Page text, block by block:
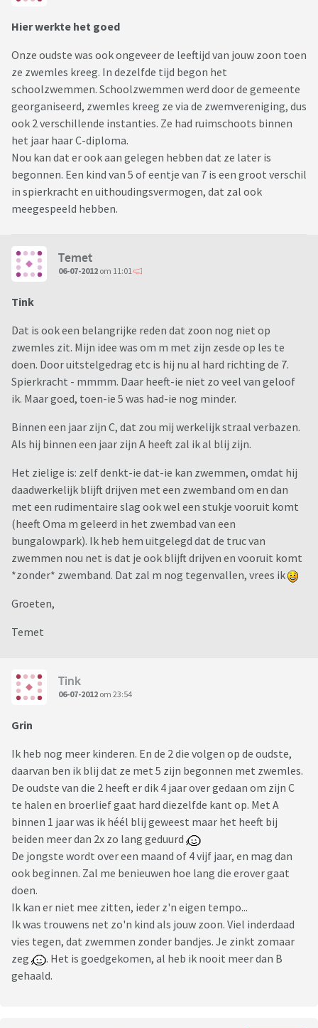
Hier werkte het goed
Onze oudste was ook ongeveer de leeftijd van jouw zoon toen
ze zwemles kreeg. In dezelfde tijd begon het
schoolzwemmen. Schoolzwemmen werd door de gemeente
georganiseerd, zwemles kreeg ze via de zwemvereniging, dus
ook 2 verschillende instanties. Ze had ruimschoots binnen
het jaar haar C-diploma.
Nou kan dat er ook aan gelegen hebben dat ze later is
begonnen. Een kind van 5 of eentje van 7 is een groot verschil
in spierkracht en uithoudingsvermogen, dat zal ook
meegespeeld hebben.
Temet
06-07-2012 om 11:01
Tink
Dat is ook een belangrijke reden dat zoon nog niet op
zwemles zit. Mijn idee was om m met zijn zesde op les te
doen. Door uitstelgedrag etc is hij nu al hard richting de 7.
Spierkracht - mmmm. Daar heeft-ie niet zo veel van geloof
ik. Maar goed, toen-ie 5 was had-ie nog minder.
Binnen een jaar zijn C, dat zou mij werkelijk straal verbazen.
Als hij binnen een jaar zijn A heeft zal ik al blij zijn.
Het zielige is: zelf denkt-ie dat-ie kan zwemmen, omdat hij
daadwerkelijk blijft drijven met een zwemband om en dan
met een rudimentaire slag ook wel een stukje vooruit komt
(heeft Oma m geleerd in het zwembad van een
bungalowpark). Ik heb hem uitgelegd dat de truc van
zwemmen nou net is dat je ook blijft drijven en vooruit komt
*zonder* zwemband. Dat zal m nog tegenvallen, vrees ik
Groeten,
Temet
Tink
06-07-2012 om 23:54
Grin
Ik heb nog meer kinderen. En de 2 die volgen op de oudste,
daarvan ben ik blij dat ze met 5 zijn begonnen met zwemles.
De oudste van die 2 heeft er dik 4 jaar over gedaan om zijn C
te halen en broerlief gaat hard diezelfde kant op. Met A
binnen 1 jaar was ik héél blij geweest maar het heeft bij
beiden meer dan 2x zo lang geduurd
De jongste wordt over een maand of 4 vijf jaar, en mag dan
ook beginnen. Zal me benieuwen hoe lang die erover gaat
doen.
Ik kan er niet mee zitten, ieder z'n eigen tempo...
Ik was trouwens net zo'n kind als jouw zoon. Viel inderdaad
vies tegen, dat zwemmen zonder bandjes. Je zinkt zomaar
zeg
. Het is goedgekomen, al heb ik nooit meer dan B
gehaald.